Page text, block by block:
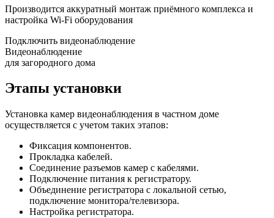
Производится аккуратный монтаж приёмного комплекса и
настройка Wi-Fi оборудования
Подключить видеонаблюдение
Видеонаблюдение
для загородного дома
Этапы установки
Установка камер видеонаблюдения в частном доме
осуществляется с учетом таких этапов:
Фиксация компонентов.
Прокладка кабелей.
Соединение разъемов камер с кабелями.
Подключение питания к регистратору.
Объединение регистратора с локальной сетью,
подключение монитора/телевизора.
Настройка регистратора.